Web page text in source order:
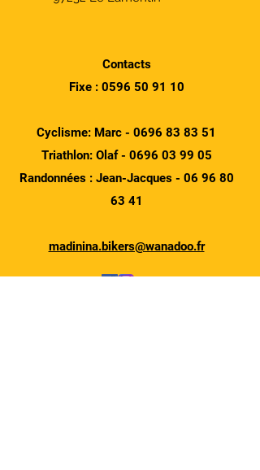
Contacts
Fixe : 0596 50 91 10
Cyclisme: Marc - 0696 83 83 51
Triathlon: Olaf - 0696 03 99 05
Randonnées : Jean-Jacques - 06 96 80
63 41
madinina.bikers@wanadoo.fr